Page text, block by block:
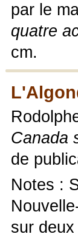
par le
quatre
cm.
Canada
de
Notes :
sur